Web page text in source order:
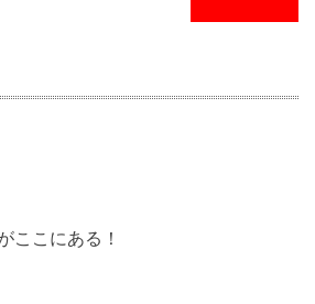
ここにある！